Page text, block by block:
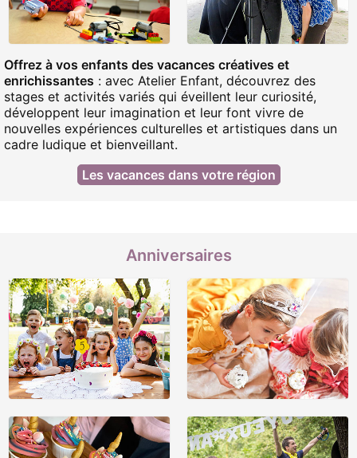
Offrez à vos enfants des vacances créatives et
enrichissantes : avec Atelier Enfant, découvrez des
stages et activités variés qui éveillent leur curiosité,
développent leur imagination et leur font vivre de
nouvelles expériences culturelles et artistiques dans un
cadre ludique et bienveillant.
Les vacances dans votre région
Anniversaires